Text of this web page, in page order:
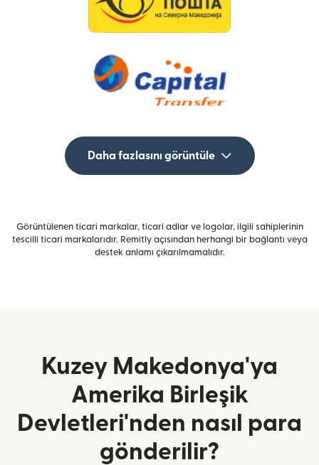
Daha fazlasını görüntüle
Görüntülenen ticari markalar, ticari adlar ve logolar, ilgili sahiplerinin
tescilli ticari markalarıdır. Remitly açısından herhangi bir bağlantı veya
destek anlamı çıkarılmamalıdır.
Kuzey Makedonya'ya
Amerika Birleşik
Devletleri'nden nasıl para
gönderilir?